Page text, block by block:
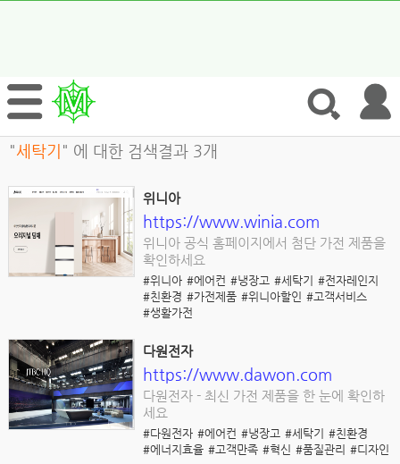
"세탁기 " 에 대한 검색결과 3개
위니아
https://www.winia.com
위니아 공식 홈페이지에서 첨단 가전 제품을
확인하세요
#위니아 #에어컨 #냉장고 #세탁기
#전자레인지
#친환경 #가전제품 #위니아할인 #고객서비스
#생활가전
다원전자
https://www.dawon.com
다원전자 - 최신 가전 제품을 한 눈에 확인하
세요
#다원전자 #에어컨 #냉장고 #세탁기
#친환경
#에너지효율 #고객만족 #혁신 #품질관리 #디자인